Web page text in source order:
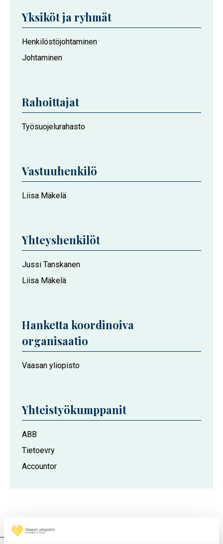
Yksiköt ja ryhmät
Hankkeeseen
osallistuvat
Henkilöstöjohtaminen
Johtaminen
Rahoittajat
Työsuojelurahasto
Vastuuhenkilö
Liisa Mäkelä
Yhteyshenkilöt
Jussi Tanskanen
Liisa Mäkelä
Hanketta koordinoiva
organisaatio
Vaasan yliopisto
Yhteistyökumppanit
ABB
Tietoevry
Accountor
Hankkeen kuvaus